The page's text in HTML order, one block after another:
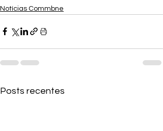
Notícias Commbne
Posts recentes